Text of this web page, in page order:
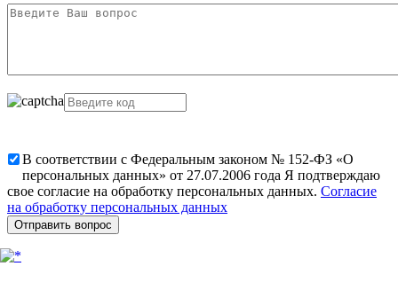
В соответствии с Федеральным законом № 152-ФЗ «О
персональных данных» от 27.07.2006 года Я подтверждаю
свое согласие на обработку персональных данных. Согласие
на обработку персональных данных